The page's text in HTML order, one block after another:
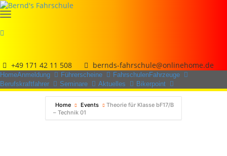
+49 171 42 11 508 bernds-fahrschule@onlinehome.de
HomeAnmeldung Führerscheine FahrschulenFahrzeuge
Berufskraftfahrer
Seminare Aktuelles Bikerpoint
Home Events
Theorie für Klasse bF17/B
– Technik 01